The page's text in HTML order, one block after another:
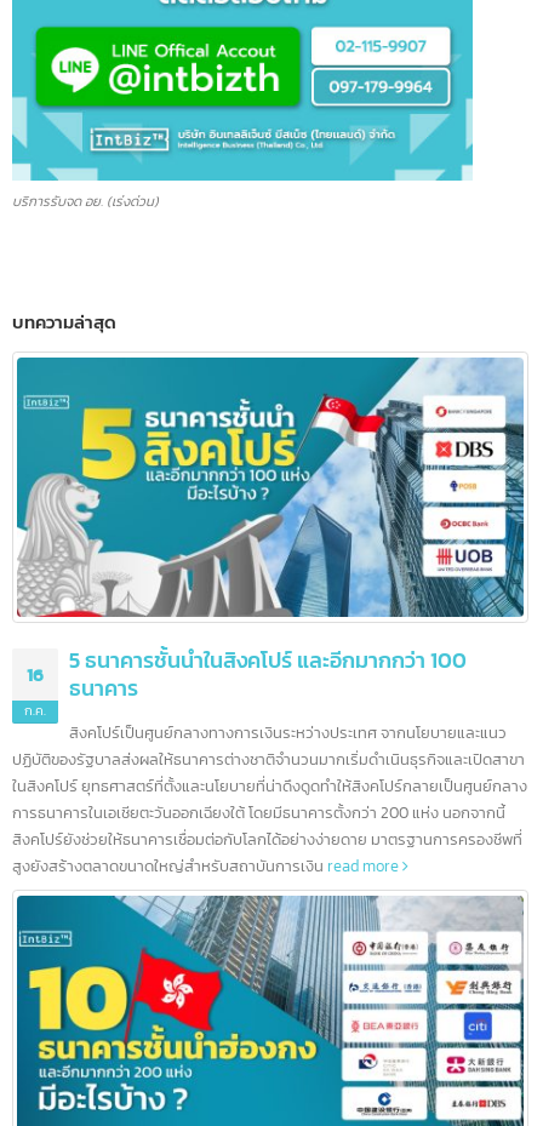
บทความล่าสุด
16
ก.ค.
5 ธนาคารชั้นนำในสิงคโปร์ และอีกมากกว่า 100
ธนาคาร
สิงคโปร์เป็นศูนย์กลางทางการเงินระหว่างประเทศ จากนโยบายและแนว
ปฏิบัติของรัฐบาลส่งผลให้ธนาคารต่างชาติจำนวนมากเริ่มดำเนินธุรกิจและเปิดสา
ในสิงคโปร์ ยุทธศาสตร์ที่ตั้งและนโยบายที่น่าดึงดูดทำให้สิงคโปร์กลายเป็นศูนย์กล
การธนาคารในเอเชียตะวันออกเฉียงใต้ โดยมีธนาคารตั้งกว่า 200 แห่ง นอกจากนี้
สิงคโปร์ยังช่วยให้ธนาคารเชื่อมต่อกับโลกได้อย่างง่ายดาย มาตรฐานการครองชี
สูงยังสร้างตลาดขนาดใหญ่สำหรับสถาบันการเงิน read more